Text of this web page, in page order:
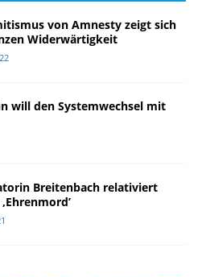
von Amnesty zeigt sich
Widerwärtigkeit
will den Systemwechsel mit
Breitenbach relativiert